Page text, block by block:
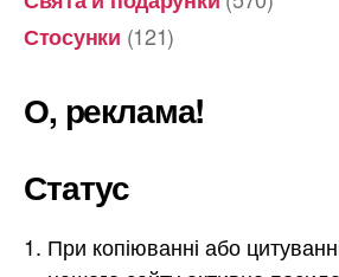
Стосунки (121)
О, реклама!
Статус
При копіюванні або